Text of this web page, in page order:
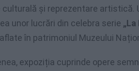
și reprezentare artistică.
unor lucrări din celebra serie
aflate în patrimoniul Muzeului
expoziția cuprinde opere